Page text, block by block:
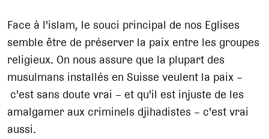
Face à l'islam, le souci principal de nos Eglises
semble être de préserver la paix entre les groupes
religieux. On nous assure que la plupart des
musulmans installés en Suisse veulent la paix –
c'est sans doute vrai – et qu'il est injuste de les
amalgamer aux criminels djihadistes – c'est vrai
aussi.